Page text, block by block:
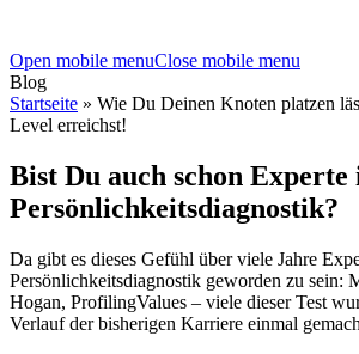
Open mobile menuClose mobile menu
Blog
Startseite » Wie Du Deinen Knoten platzen
Level erreichst!
Bist Du auch schon Experte
Persönlichkeitsdiagnostik?
Da gibt es dieses Gefühl über viele Jahre
Persönlichkeitsdiagnostik geworden zu sein:
Hogan, ProfilingValues – viele dieser Test
Verlauf der bisherigen Karriere einmal